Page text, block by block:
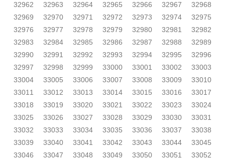
32962
32963 32964 32965 32966 32967
32968
32969
32970 32971 32972 32973 32974
32975
32976
32977 32978 32979 32980 32981
32982
32983
32984 32985 32986 32987 32988
32989
32990
32991 32992 32993 32994 32995
32996
32997
32998 32999 33000 33001 33002
33003
33004
33005 33006 33007 33008 33009
33010
33011
33012 33013 33014 33015 33016
33017
33018
33019 33020 33021 33022 33023
33024
33025
33026 33027 33028 33029 33030
33031
33032
33033 33034 33035 33036 33037
33038
33039
33040 33041 33042 33043 33044
33045
33046
33047 33048 33049 33050 33051
33052